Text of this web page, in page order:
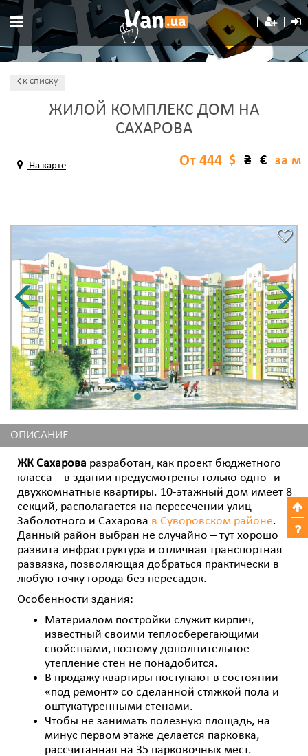
к списку
ЖИЛОЙ КОМПЛЕКС ДОМ НА
САХАРОВА
На карте $ ₴ € за м
От 444
ОПИСАНИЕ
ЖК Сахарова разработан, как проект бюджетного
класса – в здании предусмотрены только одно- и
двухкомнатные квартиры. 10-этажный дом имеет 8
секций, располагается на пересечении улиц
Заболотного и Сахарова в Суворовском районе.
Данный район выбран не случайно – тут хорошо
развита инфраструктура и отличная транспортная
развязка, позволяющая добраться практически в
любую точку города без пересадок.
Особенности здания:
Материалом постройки служит кирпич,
известный своими теплосберегающими
свойствами, поэтому дополнительное
утепление стен не понадобится.
В продажу квартиры поступают в состоянии
«под ремонт» со сделанной стяжкой пола и
оштукатуренными стенами.
Чтобы не занимать полезную площадь, на
минус первом этаже делается парковка,
рассчитанная на 35 парковочных мест.